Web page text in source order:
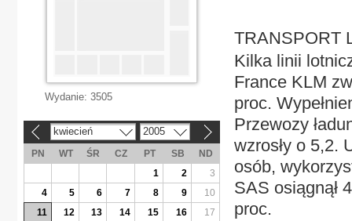
TRANSPORT
Kilka linii
France KLM
proc.
Przewozy
wzrosły o 5,2.
osób,
SAS osiągnął
proc.
Wydanie: 3505
kwiecień 2005
PN WT ŚR CZ PT SB
ND
1
2
3
4
5 6 7 8 9
10
11
12 13 14 15 16
17